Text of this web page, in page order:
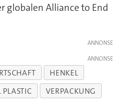
globalen Alliance to End
HENKEL
PLASTIC VERPACKUNG